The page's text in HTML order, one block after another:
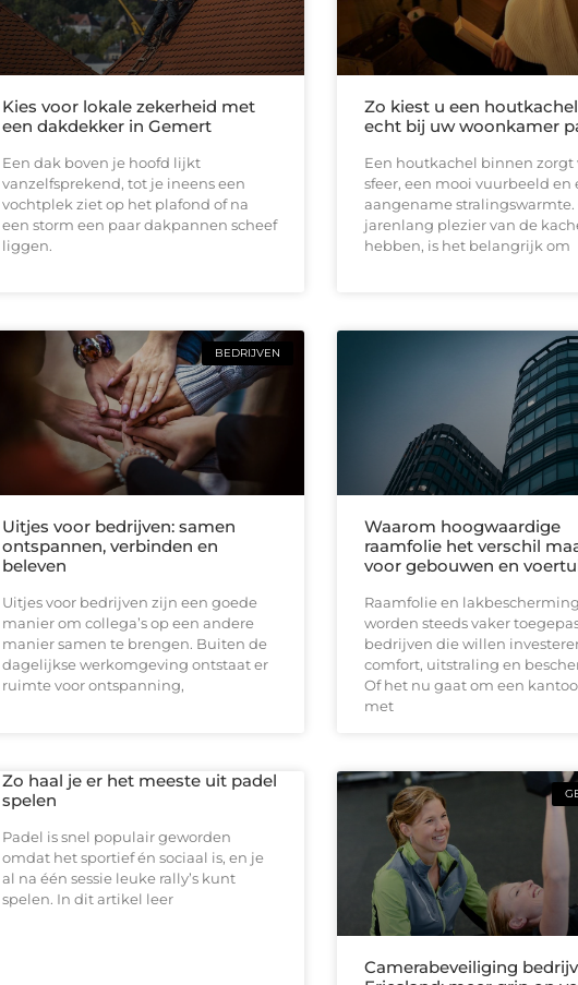
Kies voor lokale zekerheid met
een dakdekker in Gemert
Een dak boven je hoofd lijkt
vanzelfsprekend, tot je ineens een
vochtplek ziet op het plafond of na
een storm een paar dakpannen scheef
liggen.
Zo kiest u een
echt bij uw woonkamer
Een houtkachel binnen zorgt
sfeer, een mooi vuurbeeld en
aangename stralingswarmte.
jarenlang plezier van de
hebben, is het belangrijk om
BEDRIJVEN
Uitjes voor bedrijven: samen
ontspannen, verbinden en
beleven
Uitjes voor bedrijven zijn een goede
manier om collega’s op een andere
manier samen te brengen. Buiten de
dagelijkse werkomgeving ontstaat er
ruimte voor ontspanning,
Waarom hoogwaardige
raamfolie het verschil
voor gebouwen en
Raamfolie en
worden steeds vaker
bedrijven die willen
comfort, uitstraling en
Of het nu gaat om een
met
Zo haal je er het meeste uit padel
spelen
Padel is snel populair geworden
omdat het sportief én sociaal is, en je
al na één sessie leuke rally’s kunt
spelen. In dit artikel leer
Camerabeveiliging